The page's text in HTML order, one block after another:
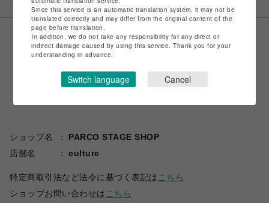
ショップ名
PARCO STAGE SHOP
店舗名
culture
特定商取引法など法令に基づく表記は こちら
ショップお問い合わせは こちら
Since this service is an automatic translation system, it may not be
translated correctly and may differ from the original content of the
page before translation.
In addition, we do not take any responsibility for any direct or
indirect damage caused by using this service. Thank you for your
understanding in advance.
Switch language Cancel